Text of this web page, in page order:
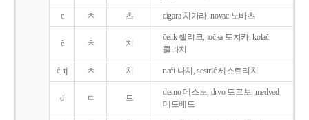
c ㅊ 츠 cigara 치가라, novac 노바츠
č ㅊ 치
čelik 첼리크, točka 토치카, kolač
콜라치
ć, tj ㅊ 치 naći 나치, sestrić 세스트리치
d ㄷ 드
desno 데스노, drvo 드르보, medved
메드베드